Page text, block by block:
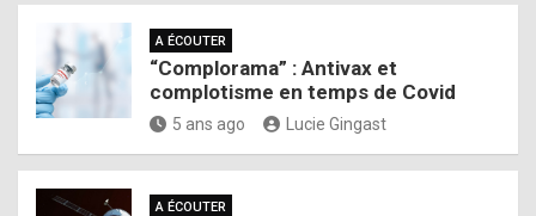
A ÉCOUTER
“Complorama” : Antivax et
complotisme en temps de Covid
5 ans ago Lucie Gingast
A ÉCOUTER